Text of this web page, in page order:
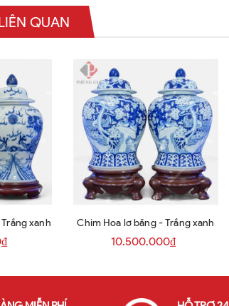
QUAN
xanh Chim Hoa lơ băng - Trắng xanh
10.500.000₫